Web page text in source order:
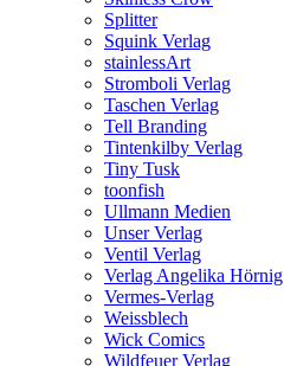
Splitter
Squink Verlag
stainlessArt
Stromboli Verlag
Taschen Verlag
Tell Branding
Tintenkilby Verlag
Tiny Tusk
toonfish
Ullmann Medien
Unser Verlag
Ventil Verlag
Verlag Angelika Hörnig
Vermes-Verlag
Weissblech
Wick Comics
Wildfeuer Verlag